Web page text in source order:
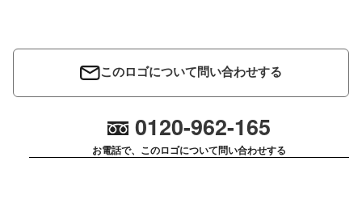
このロゴについて問い合わせする
0120-962-165
お電話で、このロゴについて問い合わせする